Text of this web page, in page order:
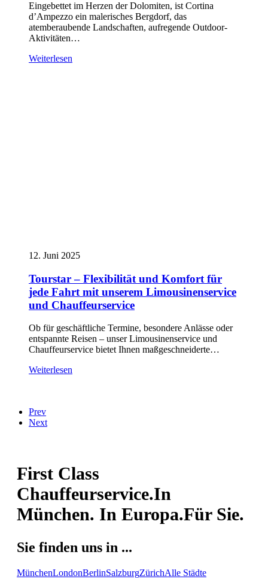
Eingebettet im Herzen der Dolomiten, ist Cortina
d’Ampezzo ein malerisches Bergdorf, das
atemberaubende Landschaften, aufregende Outdoor-
Aktivitäten…
Weiterlesen
12. Juni 2025
Tourstar – Flexibilität und Komfort für
jede Fahrt mit unserem Limousinenservice
und Chauffeurservice
Ob für geschäftliche Termine, besondere Anlässe oder
entspannte Reisen – unser Limousinenservice und
Chauffeurservice bietet Ihnen maßgeschneiderte…
Weiterlesen
Prev
Next
First Class
Chauffeurservice.In
München. In Europa.Für Sie.
Sie finden uns in ...
MünchenLondonBerlinSalzburgZürichAlle Städte